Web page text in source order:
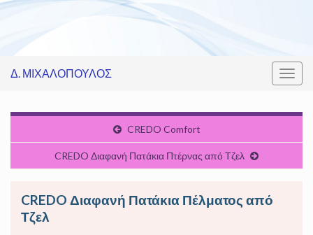
Δ. ΜΙΧΑΛΟΠΟΥΛΟΣ
CREDO Comfort
CREDO Διαφανή Πατάκια Πτέρνας από Τζελ
CREDO Διαφανή Πατάκια Πέλματος από
Τζελ